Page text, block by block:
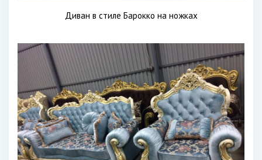
Диван в стиле Барокко на ножках